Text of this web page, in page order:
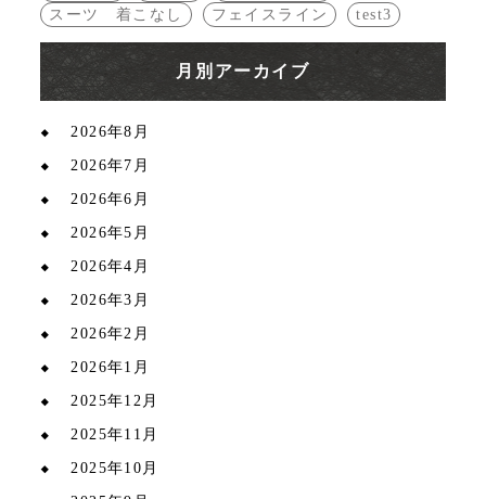
スーツ 着こなし
フェイスライン test3
月別アーカイブ
2026年8月
2026年7月
2026年6月
2026年5月
2026年4月
2026年3月
2026年2月
2026年1月
2025年12月
2025年11月
2025年10月